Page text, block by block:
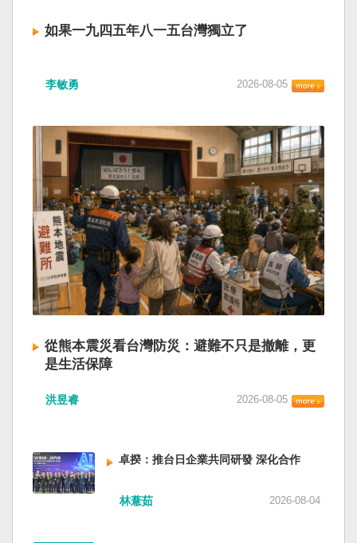
量，確保印太區域的和平穩定；台灣也將善用
韌性，讓彼此的國家更安全更繁榮。 最後，賴清
斷，台灣有堅定的意志，確保民主燈塔永明，自
由基石永固。
企業帳款拖欠問題」，更暴露企業之間拖欠已經
到「兜牢基層『三保』底線」和「抓好『一老一
精氣神，不斷創造高質量發展新業績」。不懂什
麼是「精氣神」，還以為是假文件，是新時代習
近平思想嗎？ 最後一句是「會議還研究了其他事
項。」這是每次外媒最感興趣的問題，那就是人
事問題。港媒大做文章，排查二十屆中央委員清
洗了多少人？這為習近平的進一步獨裁和二十一
大續任鋪平道路。據統計，過去一年，已有十九
名中央委員被官方宣布落馬或罷免全國人大代表
職務。另外還有「失蹤」者。總共接近三十人。
領銜的是兩名政治局委員：軍委副主席張又俠與
新疆黨委書記馬興瑞。 軍方還有原中央軍委副主
立、原軍委政治工作部主任苗華、前信息支援部
隊政委李偉、前陸軍司令員李橋、前中央軍委裝
前空軍政委郭普校、前東部戰區政委劉青松、前
委鍾紹軍等。 黨政系統部分，前廣西政府主席藍
天立、前內蒙古政府主席王莉霞、前中國證監會
主席易會滿、前內蒙古黨委書記孫紹騁、前浙江
如果一九四五年八一五台灣獨立了
的歷史就不會有中國國民黨，也不會捲入迄今仍
人民共和國接續了，中國是中國，台灣是台灣。
兩岸已有正常外交，中國也可致力提升國民福
祉。 如果一九四五年八一五台灣獨立了，就像二
戰後許多殖民地選擇獨立，成為杭廷頓第二波民
主化的歷史。獨立的台灣會像脫離日本殖民的韓
國，八一五這一天成為獨立紀念日及光復節。不
同於有國家歷史的朝鮮，台灣是新興國家，開展
自己國家的歷史。台灣沒有像朝鮮的左右路線競
逐政權，造成內戰形成南韓、北朝分裂國家的歷
史。或許會有左右路線政黨，形塑台灣的國家之
路。 如果一九四五年八一五台灣獨立了，一九四
九年中華人民共和國革命推翻中華民國，中國國
民黨蔣介石政權只能選擇海南島，國共競鬥的歷
史就會是另一種局面，與台灣無關。台灣沒有中
國問題，中國也沒有台灣問題。台灣與中國也不
四五年八一五台灣獨立了，台灣會成為東亞漢字
語，一如新加坡留下英文，本土原有的福佬話、
客家話、原住民各族語也不會被壓迫。 如果一九
四五年八一五台灣獨立了，台灣早已是聯合國會
員國，也不至於迄今仍以國體不明的身分爭取加
李敏勇 2026-08-05
從熊本震災看台灣防災：避難不只是撤離，更
是生活保障
援速度與災後重建受到關注，避難所管理也成為
樣位於地震頻繁區域的台灣，防災工作不能只關
注災害發生後如何救援，更要思考受災者如何在
避難期間獲得安全且有尊嚴的生活。 台灣多年來
累積不少災害應變經驗，但每當重大災害發生，
洪昱睿 2026-08-05
卓揆：推台日企業共同研發 深化合作
林薏茹 2026-08-04